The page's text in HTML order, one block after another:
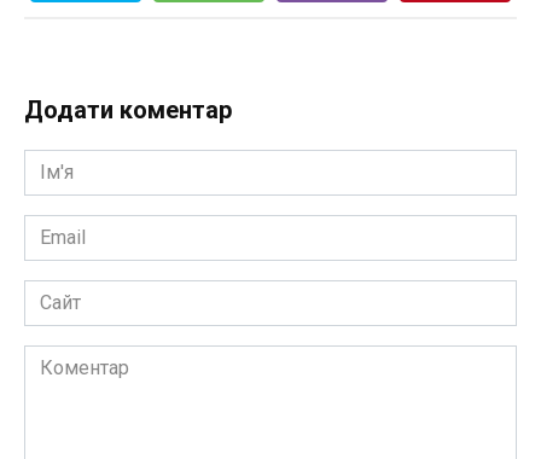
Додати коментар
Ім'я
*
Email
*
Сайт
Коментар